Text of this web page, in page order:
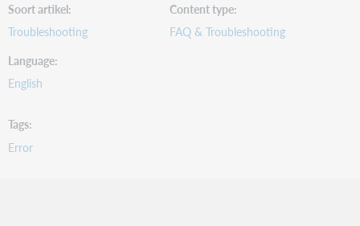
Soort artikel
Troubleshooting
Content type
FAQ & Troubleshooting
Language
English
Tags
Error